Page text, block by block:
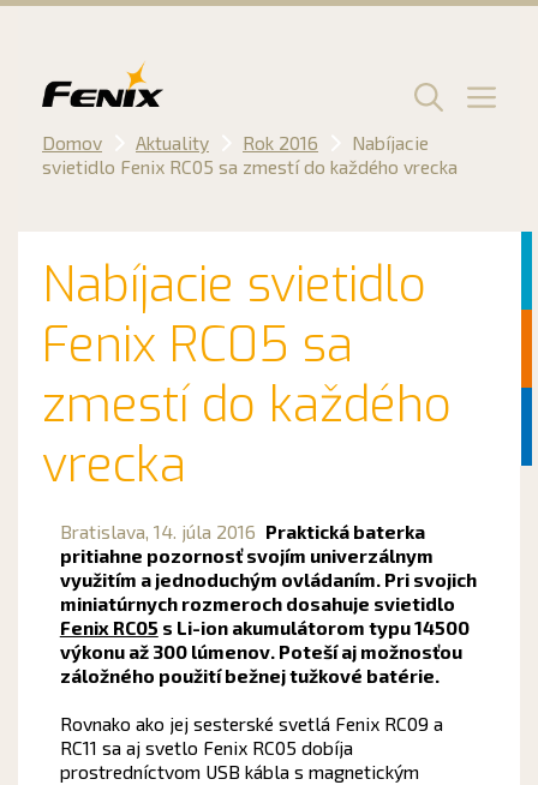
Menu
Domov Aktuality Rok 2016
Nabíjacie
svietidlo Fenix RC05 sa zmestí do každého vrecka
Nabíjacie svietidlo
Fenix RC05 sa
zmestí do každého
vrecka
Bratislava, 14. júla 2016 Praktická baterka
pritiahne pozornosť svojím univerzálnym
využitím a jednoduchým ovládaním. Pri svojich
miniatúrnych rozmeroch dosahuje svietidlo
Fenix RC05 s Li-ion akumulátorom typu 14500
výkonu až 300 lúmenov. Poteší aj možnosťou
záložného použití bežnej tužkové batérie.
Rovnako ako jej sesterské svetlá Fenix RC09 a
RC11 sa aj svetlo Fenix RC05 dobíja
prostredníctvom USB kábla s magnetickým